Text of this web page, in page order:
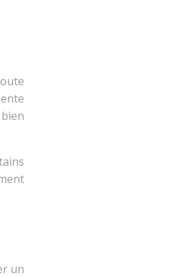
un